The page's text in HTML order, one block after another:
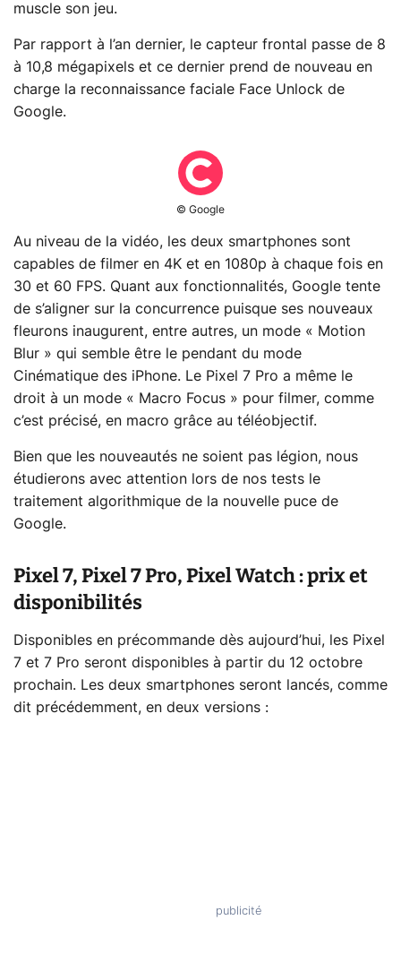
muscle son jeu.
Par rapport à l’an dernier, le capteur frontal passe de 8
à 10,8 mégapixels et ce dernier prend de nouveau en
charge la reconnaissance faciale Face Unlock de
Google.
© Google
Au niveau de la vidéo, les deux smartphones sont
capables de filmer en 4K et en 1080p à chaque fois en
30 et 60 FPS. Quant aux fonctionnalités, Google tente
de s’aligner sur la concurrence puisque ses nouveaux
fleurons inaugurent, entre autres, un mode « Motion
Blur » qui semble être le pendant du mode
Cinématique des iPhone. Le Pixel 7 Pro a même le
droit à un mode « Macro Focus » pour filmer, comme
c’est précisé, en macro grâce au téléobjectif.
Bien que les nouveautés ne soient pas légion, nous
étudierons avec attention lors de nos tests le
traitement algorithmique de la nouvelle puce de
Google.
Pixel 7, Pixel 7 Pro, Pixel Watch : prix et
disponibilités
Disponibles en précommande dès aujourd’hui, les Pixel
7 et 7 Pro seront disponibles à partir du 12 octobre
prochain. Les deux smartphones seront lancés, comme
dit précédemment, en deux versions :